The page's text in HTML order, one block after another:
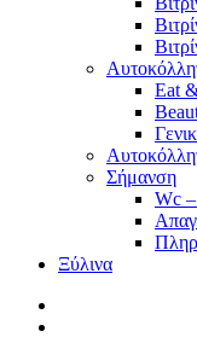
Eat
Σήμανση
Wc
Ξύλινα